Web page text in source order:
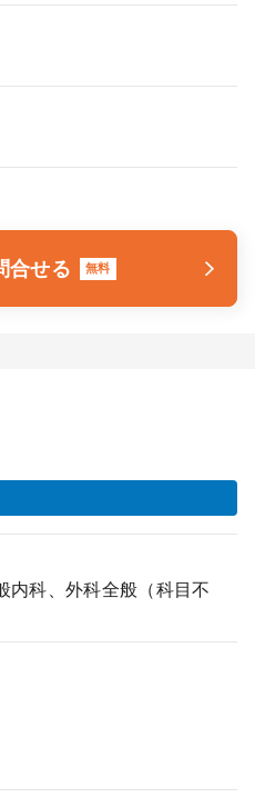
合せる 無料
内科、外科全般（科目不